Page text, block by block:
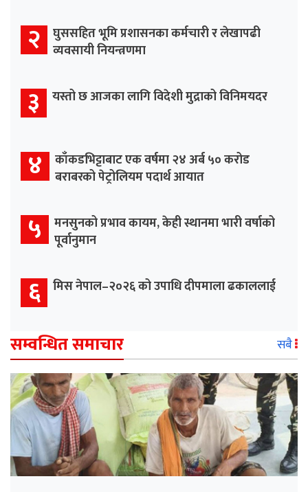
२ घुससहित भूमि प्रशासनका कर्मचारी र लेखापढी
व्यवसायी नियन्त्रणमा
३ यस्तो छ आजका लागि विदेशी मुद्राको विनिमयदर
४ काँकडभिट्टाबाट एक वर्षमा २४ अर्ब ५० करोड
बराबरको पेट्रोलियम पदार्थ आयात
५ मनसुनको प्रभाव कायम, केही स्थानमा भारी वर्षाको
पूर्वानुमान
६ मिस नेपाल–२०२६ को उपाधि दीपमाला ढकाललाई
सम्वन्धित समाचार सबै